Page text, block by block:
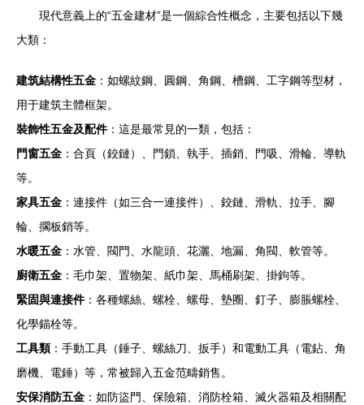
現代意義上的“五金建材”是一個綜合性概念，主要包括以下幾
大類：
建筑結構性五金 ：如螺紋鋼、圓鋼、角鋼、槽鋼、工字鋼等型材，
用于建筑主體框架。
裝飾性五金及配件：這是最常見的一類，包括：
門窗五金 ：合頁（鉸鏈）、門鎖、執手、插銷、門吸、滑輪、導軌
等。
家具五金 ：連接件（如三合一連接件）、鉸鏈、滑軌、拉手、腳
輪、擱板銷等。
水暖五金 ：水管、閥門、水龍頭、花灑、地漏、角閥、軟管等。
廚衛五金 ：毛巾架、置物架、紙巾架、馬桶刷架、掛鉤等。
緊固與連接件：各種螺絲、螺栓、螺母、墊圈、釘子、膨脹螺栓、
化學錨栓等。
工具類 ：手動工具（錘子、螺絲刀、扳手）和電動工具（電鉆、角
磨機、電錘）等，常被歸入五金范疇銷售。
安保消防五金 ：如防盜門、保險箱、消防栓箱、滅火器箱及相關配